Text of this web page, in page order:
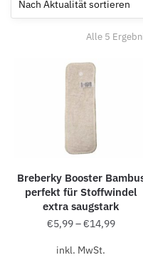
Alle 5
Breberky Booster
perfekt für Stoffwindel
extra saugstark
€5,99–€14,99
inkl. MwSt.